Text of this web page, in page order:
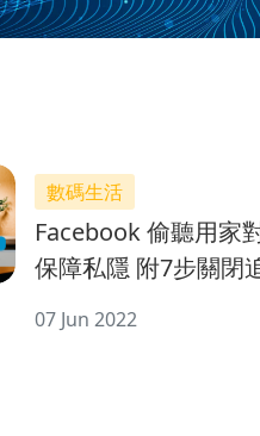
數碼生活
Facebook 偷聽用家
保障私隱 附7步關閉
07 Jun 2022